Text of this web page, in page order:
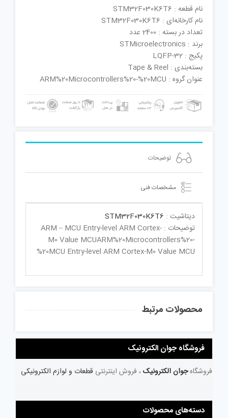
نام قطعه : STM32F030K6T6
نام کارخانه‌ای : STM32F030K6T6
تعداد در بسته : 2400 عدد
برند : STMicroelectronics
پکیج : LQFP-32
بسته‌بندی : Tape & Reel
عنوان گروه : ARM%20Microcontrollers%20-%20MCU
توضیحات
مشخصات فنی
دیتاشیت : STM32F030K6T6
توضیحات : ARM – MCU Entry-level ARM Cortex-
M0 Value MCUARM%20Microcontrollers%20-
%20MCU Entry-level ARM Cortex-M0 Value MCU
محصولات مرتبط
فروشگاه جوان الکترونیک
فروشگاهجوان الکترونیک ، فروش اینترنتی قطعات و لوازم الکترونیکی
دسته‌های محصولات